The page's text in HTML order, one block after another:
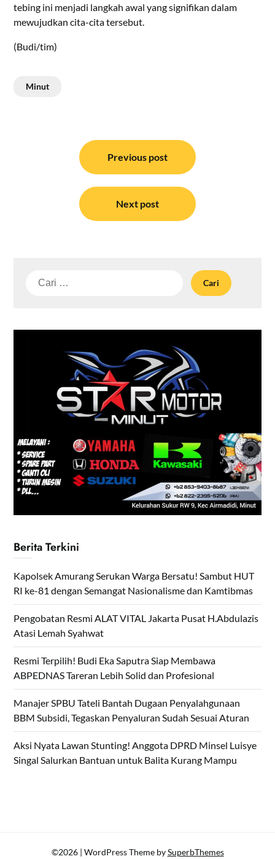
tebing ini menjadi langkah awal yang signifikan dalam
mewujudkan cita-cita tersebut.
(Budi/tim)
Minut
Previous post
Next post
Cari
Berita Terkini
Kapolsek Amurang Serukan Warga Bersatu! Sambut HUT
RI ke-81 dengan Semangat Nasionalisme dan Kamtibmas
Pengobatan Resmi ALAT VITAL Jakarta Pusat H.Abdulazis
Atasi Lemah Syahwat
Resmi Terpilih! Budi Eka Saputra Siap Membawa
ABPEDNAS Tareran Lebih Solid dan Profesional
Manajer SPBU Tateli Bantah Dugaan Penyalahgunaan
BBM Subsidi, Tegaskan Penyaluran Sudah Sesuai Aturan
Aksi Nyata Lawan Stunting! Anggota DPRD Minsel Luisye
Singal Salurkan Bantuan untuk Balita Kurang Mampu
©2026 | WordPress Theme bySuperbThemes